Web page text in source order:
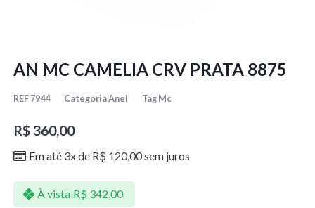
AN MC CAMELIA CRV PRATA 8875
REF 7944 CategoriaAnel Tag Mc
R$360,00
Em até 3x de R$ 120,00sem juros
À vista R$ 342,00